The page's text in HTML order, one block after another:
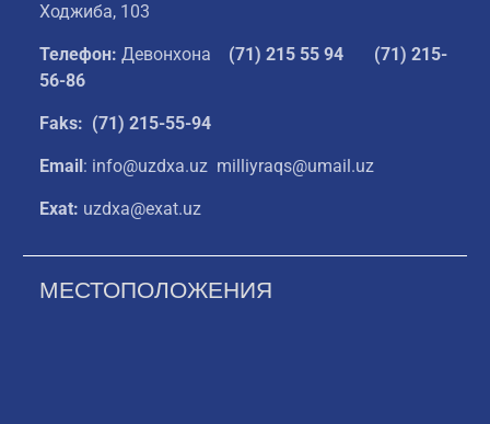
Ходжиба, 103
Телефон: Девонхона (71) 215 55 94
(71) 215-
56-86
Faks: (71) 215-55-94
Email : info@uzdxa.uz milliyraqs@umail.uz
Exat: uzdxa@exat.uz
МЕСТОПОЛОЖЕНИЯ